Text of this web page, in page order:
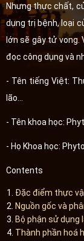
Nhưng thực chất,
dụng trị bệnh, loại
lớn sẽ gây tử vong.
đọc công dụng và
- Tên tiếng Việt:
lão…
- Tên khoa học:
- Họ Khoa học:
Contents
Đặc điểm thực
Nguồn gốc và
Bộ phận sử dụng
Thành phần hoá